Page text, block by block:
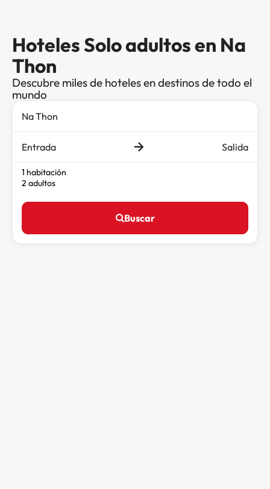
Hoteles Solo adultos en Na
Thon
Descubre miles de hoteles en destinos de todo el
mundo
Entrada Salida
1 habitación
2 adultos
Buscar